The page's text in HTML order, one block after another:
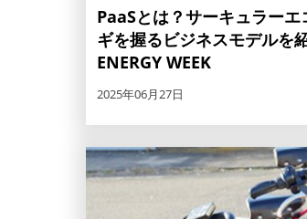
PaaSとは？サーキュラーエ
ギを握るビジネスモデルを
ENERGY WEEK
2025年06月27日